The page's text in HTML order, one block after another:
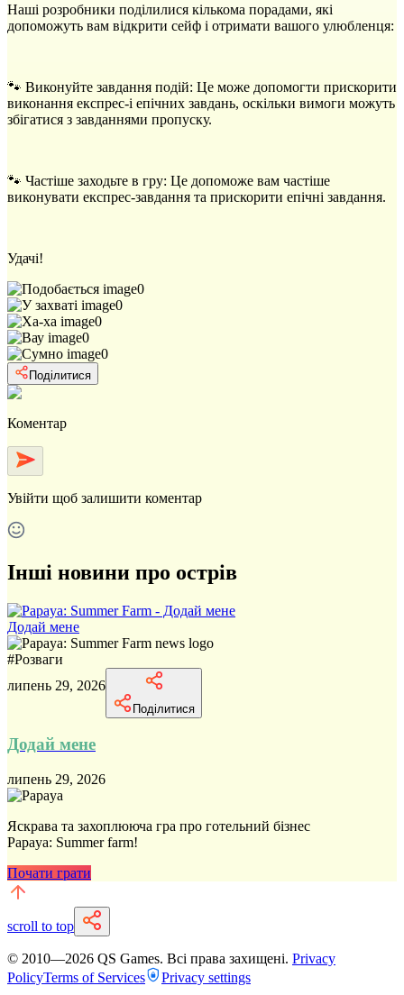
Наші розробники поділилися кількома порадами, які
допоможуть вам відкрити сейф і отримати вашого улюбленця:
🐾 Виконуйте завдання подій: Це може допомогти прискорити
виконання експрес-і епічних завдань, оскільки вимоги можуть
збігатися з завданнями пропуску.
🐾 Частіше заходьте в гру: Це допоможе вам частіше
виконувати експрес-завдання та прискорити епічні завдання.
Удачі!
0
0
0
0
0
Поділитися
Коментар
Увійти щоб залишити коментар
Інші новини про острів
Додай мене
#Розваги
липень 29, 2026
Поділитися
Додай мене
липень 29, 2026
Яскрава та захоплююча гра про готельний бізнес
Papaya: Summer farm!
Почати грати
scroll to top
© 2010—2026 QS Games. Всі права захищені. Privacy
PolicyTerms of Services Privacy settings